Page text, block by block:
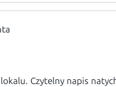
Czytelny napis